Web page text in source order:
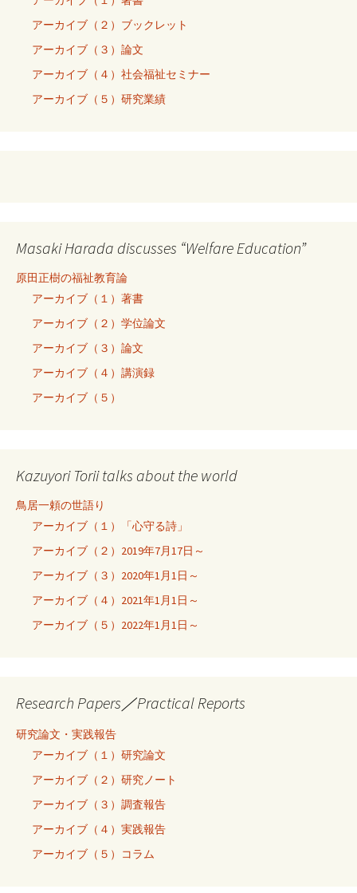
アーカイブ（２）ブックレット
アーカイブ（３）論文
アーカイブ（４）社会福祉セミナー
アーカイブ（５）研究業績
Masaki Harada discusses “Welfare Education”
原田正樹の福祉教育論
アーカイブ（１）著書
アーカイブ（２）学位論文
アーカイブ（３）論文
アーカイブ（４）講演録
アーカイブ（５）
Kazuyori Torii talks about the world
鳥居一頼の世語り
アーカイブ（１）「心守る詩」
アーカイブ（２）2019年7月17日～
アーカイブ（３）2020年1月1日～
アーカイブ（４）2021年1月1日～
アーカイブ（５）2022年1月1日～
Research Papers／Practical Reports
研究論文・実践報告
アーカイブ（１）研究論文
アーカイブ（２）研究ノート
アーカイブ（３）調査報告
アーカイブ（４）実践報告
アーカイブ（５）コラム